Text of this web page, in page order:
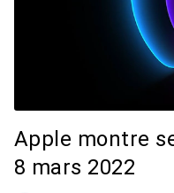
Apple montre
8 mars 2022